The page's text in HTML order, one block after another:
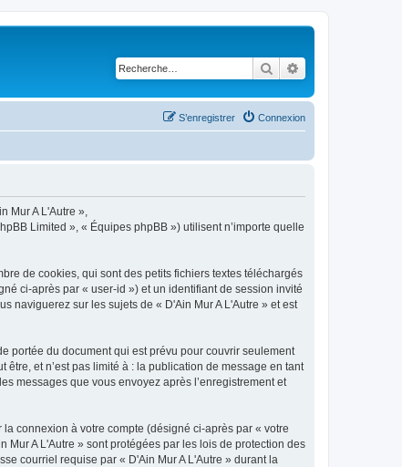
Rechercher
Connexion
S’enregistrer
Mur A L'Autre »,
Limited », « Équipes phpBB ») utilisent n’importe quelle
de cookies, qui sont des petits fichiers textes téléchargés
ci-après par « user-id ») et un identifiant de session invité
naviguerez sur les sujets de « D'Ain Mur A L'Autre » et est
portée du document qui est prévu pour couvrir seulement
et n’est pas limité à : la publication de message en tant
messages que vous envoyez après l’enregistrement et
connexion à votre compte (désigné ci-après par « votre
A L'Autre » sont protégées par les lois de protection des
courriel requise par « D'Ain Mur A L'Autre » durant la